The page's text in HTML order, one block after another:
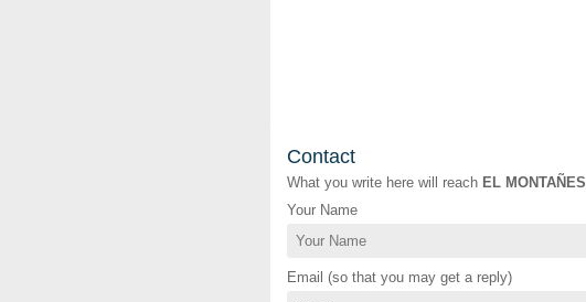
Contact
What you write here will reach EL MONTAÑES
Your Name
Email (so that you may get a reply)